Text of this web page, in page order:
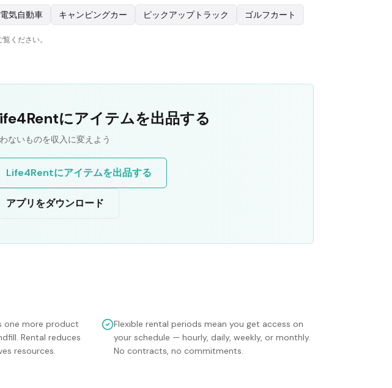
電気自動車 キャンピングカー ピックアップトラック ゴルフカート
ください。
にアイテムを出品する
ないものを収入に変えよう
Life4Rentにアイテムを出品する
アプリをダウンロード
one more product
Rental reduces
resources.
Flexible rental periods mean you get access on
your schedule — hourly, daily, weekly, or monthly.
No contracts, no commitments.